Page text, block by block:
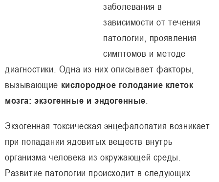
заболевания в
зависимости от течения
патологии, проявления
симптомов и методе
диагностики. Одна из них описывает факторы,
вызывающие кислородное голодание клеток
мозга: экзогенные и эндогенные
Экзогенная токсическая энцефалопатия возникает
при попадании ядовитых веществ внутрь
организма человека из окружающей среды.
Развитие патологии происходит в следующих